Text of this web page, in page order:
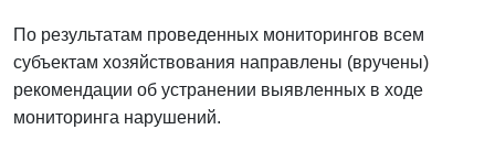
По результатам проведенных мониторингов всем
субъектам хозяйствования направлены (вручены)
рекомендации об устранении выявленных в ходе
мониторинга нарушений.